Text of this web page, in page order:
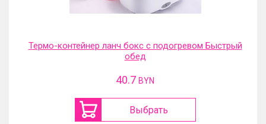
Термо-контейнер ланч бокс с подогревом Быстрый
обед
40.7 BYN
Выбрать